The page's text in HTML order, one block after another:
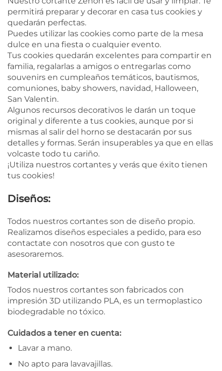
permitirá preparar y decorar en casa tus cookies y
quedarán perfectas.
Puedes utilizar las cookies como parte de la mesa
dulce en una fiesta o cualquier evento.
Tus cookies quedarán excelentes para compartir en
familia, regalarlas a amigos o entregarlas como
souvenirs en cumpleaños temáticos, bautismos,
comuniones, baby showers, navidad, Halloween,
San Valentin.
Algunos recursos decorativos le darán un toque
original y diferente a tus cookies, aunque por si
mismas al salir del horno se destacarán por sus
detalles y formas. Serán insuperables ya que en ellas
volcaste todo tu cariño.
¡Utiliza nuestros cortantes y verás que éxito tienen
tus cookies!
Diseños:
Todos nuestros cortantes son de diseño propio.
Realizamos diseños especiales a pedido, para eso
contactate con nosotros que con gusto te
asesoraremos.
Material utilizado:
Todos nuestros cortantes son fabricados con
impresión 3D utilizando PLA, es un termoplastico
biodegradable no tóxico.
Cuidados a tener en cuenta:
Lavar a mano.
No apto para lavavajillas.